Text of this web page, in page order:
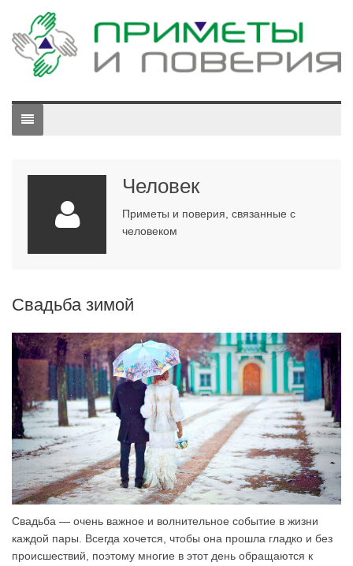
Человек
Приметы и поверия, связанные с
человеком
Свадьба зимой
Свадьба — очень важное и волнительное событие в жизни
каждой пары. Всегда хочется, чтобы она прошла гладко и без
происшествий, поэтому многие в этот день обращаются к